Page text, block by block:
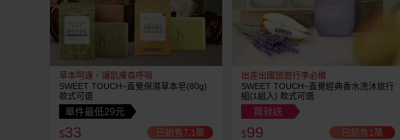
草本呵護，讓肌膚森呼吸
SWEET TOUCH~直覺保濕草本皂(80g)
款式可選
單件最低29元
$33 已銷售7.1萬
出差出國旅遊行李必備
SWEET TOUCH~直覺經典香水洗沐旅行
組(1組入) 款式可選
買就送
$99 已銷售1萬